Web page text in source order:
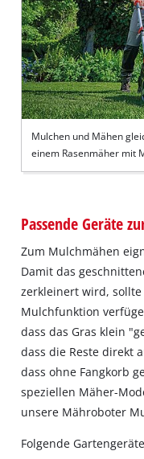
Mulchen und Mähen
einem Rasenmäher mit
Passende Geräte
Zum Mulchmähen
Damit das
zerkleinert wird,
Mulchfunktion
dass das Gras klein
dass die Reste direkt
dass ohne Fangkorb
speziellen Mäher-
unsere Mähroboter
Folgende